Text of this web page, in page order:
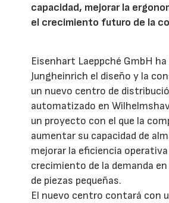
capacidad, mejorar la
el crecimiento futuro de la
Eisenhart Laeppché GmbH
Jungheinrich el diseño y la
un nuevo centro de
automatizado en
un proyecto con el que la
aumentar su capacidad de
mejorar la eficiencia
crecimiento de la demanda
de piezas pequeñas.
El nuevo centro contará con